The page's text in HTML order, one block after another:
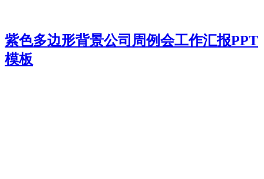
紫色多边形背景公司周例会工作汇报PPT
模板